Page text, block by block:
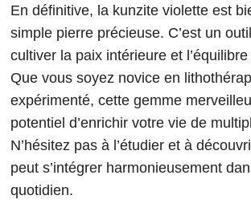
En définitive, la kunzite violette est
simple pierre précieuse. C’est un
cultiver la paix intérieure et
Que vous soyez novice en
expérimenté, cette gemme
potentiel d’enrichir votre vie de
N’hésitez pas à l’étudier et à
peut s’intégrer harmonieusement
quotidien.